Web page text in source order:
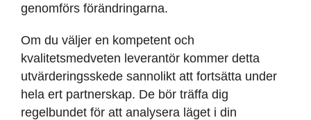
genomförs förändringarna.
Om du väljer en kompetent och
kvalitetsmedveten leverantör kommer detta
utvärderingsskede sannolikt att fortsätta under
hela ert partnerskap. De bör träffa dig
regelbundet för att analysera läget i din